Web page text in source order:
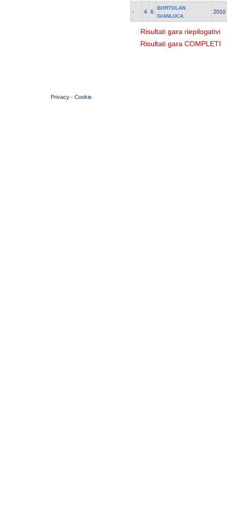
- 4 6
BORTOLAN
GIANLUCA
2010
Risultati gara riepilogativi
Risultati gara COMPLETI
Privacy - Cookie